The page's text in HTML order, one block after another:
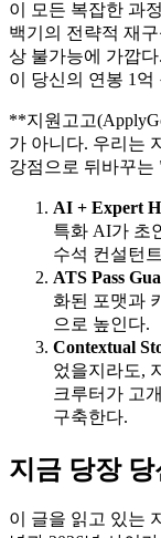
이 모든 복잡한 과
백기의 전략적 재
상 불가능에 가깝
이 당신의 연봉 1
​**지원고고
가 아니다. 우리는
강점으로 뒤바꾸는
AI + Expert
특화 AI가 초
수석 컨설턴
ATS Pass
화된 포맷과
으로 높인다.
Contextual
었을지라도,
크루터가 고
구축한다.
지금 당장
이 글을 읽고 있는